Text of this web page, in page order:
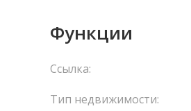
Функции
Ссылка:
Тип недвижимости: